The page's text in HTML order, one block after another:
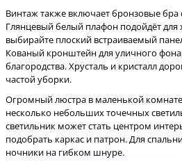
Винтаж также включает бронзовые
Глянцевый белый плафон подойдёт для
выбирайте плоский встраиваемый
Кованый кронштейн для уличного
благородства. Хрусталь и кристалл
частой уборки.
Огромный люстра в маленькой
несколько небольших точечных
светильник может стать центром
подобрать каркас и патрон. Для
ночники на гибком шнуре.